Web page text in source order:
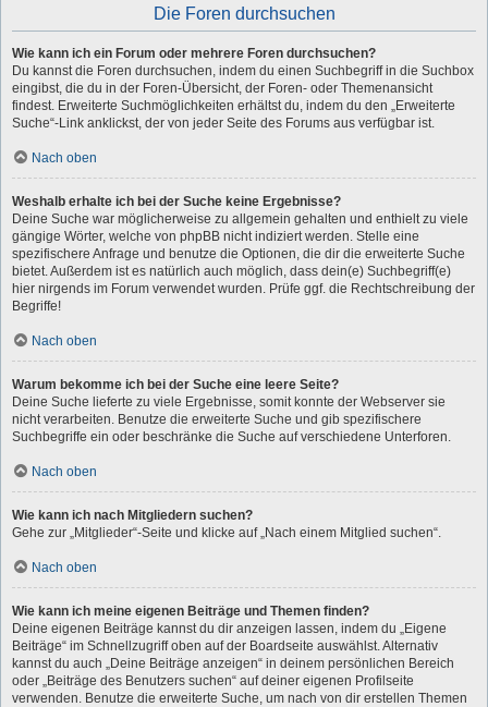
Die Foren durchsuchen
Wie kann ich ein Forum oder mehrere Foren durchsuchen?
Du kannst die Foren durchsuchen, indem du einen Suchbegriff in die Suchbox
eingibst, die du in der Foren-Übersicht, der Foren- oder Themenansicht
findest. Erweiterte Suchmöglichkeiten erhältst du, indem du den „Erweiterte
Suche“-Link anklickst, der von jeder Seite des Forums aus verfügbar ist.
Nach oben
Weshalb erhalte ich bei der Suche keine Ergebnisse?
Deine Suche war möglicherweise zu allgemein gehalten und enthielt zu viele
gängige Wörter, welche von phpBB nicht indiziert werden. Stelle eine
spezifischere Anfrage und benutze die Optionen, die dir die erweiterte Suche
bietet. Außerdem ist es natürlich auch möglich, dass dein(e) Suchbegriff(e)
hier nirgends im Forum verwendet wurden. Prüfe ggf. die Rechtschreibung der
Begriffe!
Nach oben
Warum bekomme ich bei der Suche eine leere Seite?
Deine Suche lieferte zu viele Ergebnisse, somit konnte der Webserver sie
nicht verarbeiten. Benutze die erweiterte Suche und gib spezifischere
Suchbegriffe ein oder beschränke die Suche auf verschiedene Unterforen.
Nach oben
Wie kann ich nach Mitgliedern suchen?
Gehe zur „Mitglieder“-Seite und klicke auf „Nach einem Mitglied suchen“.
Nach oben
Wie kann ich meine eigenen Beiträge und Themen finden?
Deine eigenen Beiträge kannst du dir anzeigen lassen, indem du „Eigene
Beiträge“ im Schnellzugriff oben auf der Boardseite auswählst. Alternativ
kannst du auch „Deine Beiträge anzeigen“ in deinem persönlichen Bereich
oder „Beiträge des Benutzers suchen“ auf deiner eigenen Profilseite
verwenden. Benutze die erweiterte Suche, um nach von dir erstellen Themen